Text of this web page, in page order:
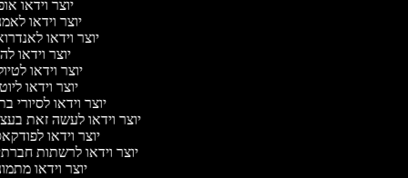
יוצר וידאו
יוצר וידאו
יוצר וידאו
יוצר וידאו
יוצר וידאו
יוצר וידאו
יוצר וידאו לסיורי
יוצר וידאו לעשה זאת
יוצר וידאו
יוצר וידאו לרשתות
יוצר וידאו